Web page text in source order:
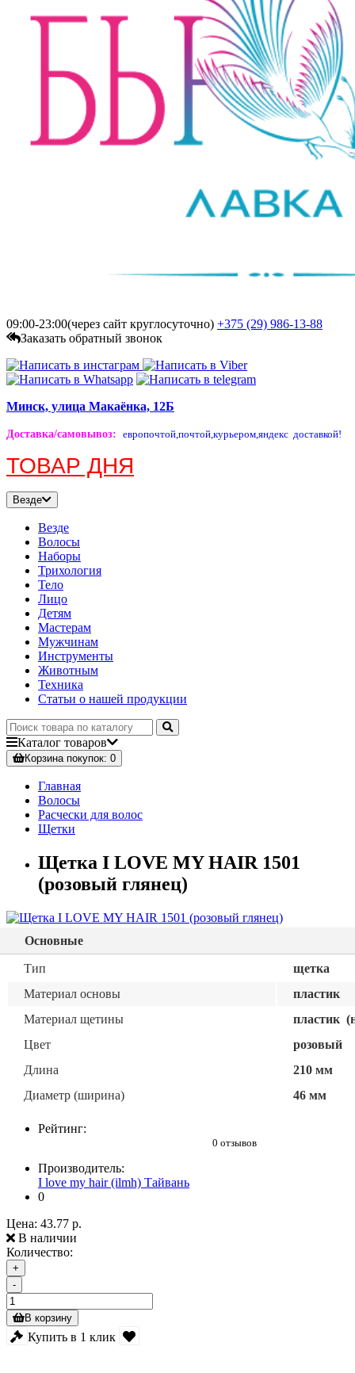
09:00-23:00(через сайт круглосуточно) +375 (29) 986-13-88
Заказать обратный звонок
Минск, улица Макаёнка, 12Б
Доставка/самовывоз: европочтой,почтой,курьером,яндекс доставкой!
ТОВАР ДНЯ
Везде
Везде
Волосы
Наборы
Трихология
Тело
Лицо
Детям
Мастерам
Мужчинам
Инструменты
Животным
Техника
Статьи о нашей продукции
Каталог товаров
Корзинапокупок: 0
Главная
Волосы
Расчески для волос
Щетки
Щетка I LOVE MY HAIR 1501
(розовый глянец)
Основные
Тип
щетка
Материал основы
пластик
Материал щетины
пластик
Цвет
розовый
Длина
210 мм
Диаметр (ширина)
46 мм
Рейтинг:
0 отзывов
Производитель:
I love my hair (ilmh) Тайвань
0
Цена: 43.77 р.
В наличии
Количество:
+
-
В корзину
Купить в 1 клик